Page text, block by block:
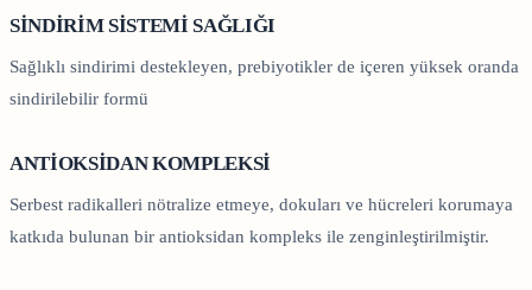
SİNDİRİM SİSTEMİ SAĞLIĞI
Sağlıklı sindirimi destekleyen, prebiyotikler de içeren yüksek oranda
sindirilebilir formü
ANTİOKSİDAN KOMPLEKSİ
Serbest radikalleri nötralize etmeye, dokuları ve hücreleri korumaya
katkıda bulunan bir antioksidan kompleks ile zenginleştirilmiştir.